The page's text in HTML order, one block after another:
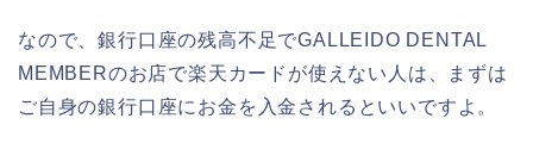
なので、銀行口座の残高不足でGALLEIDO DENTAL
MEMBERのお店で楽天カードが使えない人は、まずは
ご自身の銀行口座にお金を入金されるといいですよ。